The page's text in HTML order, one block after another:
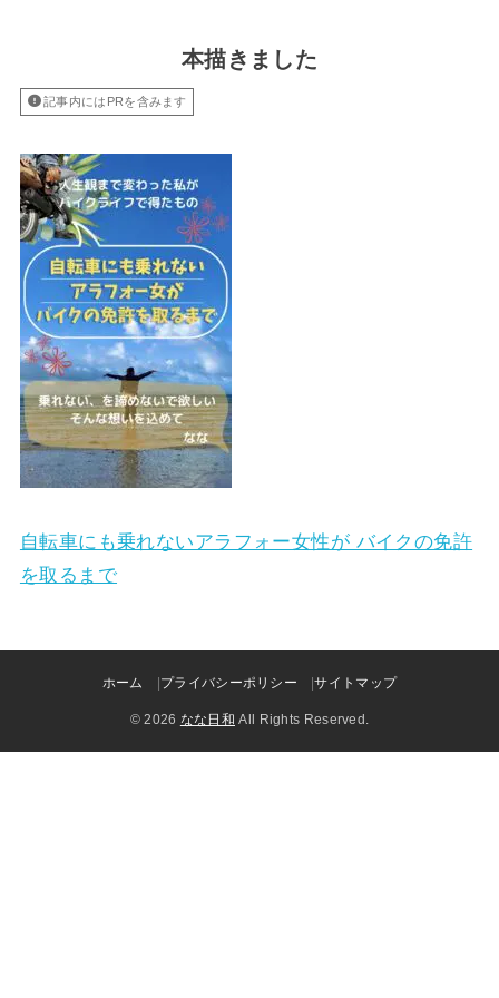
本描きました
記事内にはPRを含みます
自転車にも乗れないアラフォー女性が バイクの免許
を取るまで
ホーム プライバシーポリシー サイトマップ
© 2026 なな日和 All Rights Reserved.